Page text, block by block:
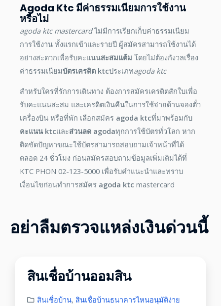
Agoda Ktc มีค่าธรรมเนียมการใช้งาน
หรือไม่
agoda ktc mastercardไม่มีการเรียกเก็บค่าธรรมเนียม
การใช้งาน ทั้งแรกเข้าและรายปี ผู้สมัครสามารถใช้งานได้
อย่างสะดวกเพื่อรับคะแนนสะสมแต้ม โดยไม่ต้องกังวลเรื่อง
ค่าธรรมเนียมบัตรเครดิต ktcประเภทagoda ktc
สำหรับใครที่รักการเดินทาง ต้องการสมัครเครดิตสักใบเพื่อ
รับคะแนนสะสม และเครดิตเงินคืนในการใช้จ่ายด้านจองตั๋ว
เครื่องบิน หรือที่พัก เลือกสมัคร agoda ktcที่มาพร้อมกับ
คะแนน ktcและส่วนลด agodaทุกการใช้บัตรทั่วโลก หาก
ติดขัดปัญหาขณะใช้บัตรสามารถสอบถามเจ้าหน้าที่ได้
ตลอด 24 ชั่วโมง ก่อนสมัครสอบถามข้อมูลเพิ่มเติมได้ที่
KTC PHON 02-123-5000 เพื่อรับคำแนะนำและทราบ
เงื่อนไขก่อนทำการสมัคร agoda ktc mastercard
อย่าลืมตรวจแหล่งเงินด่วนนี้
สินเชื่อบ้านออมสิน
สินเชื่อบ้าน, สินเชื่อบ้านธนาคารไหนอนุมัติง่าย